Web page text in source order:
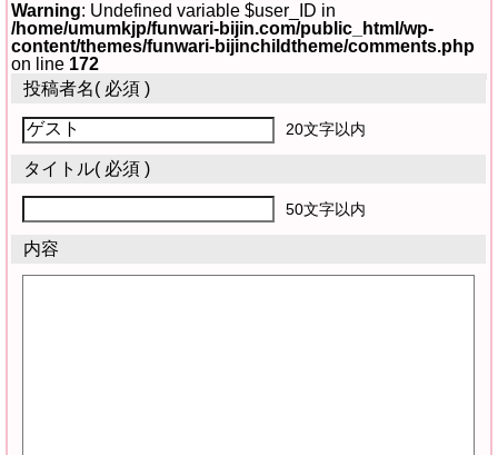
Warning : Undefined variable $user_ID in
/home/umumkjp/funwari-bijin.com/public_html/wp-
content/themes/funwari-bijinchildtheme/comments.php
on line 172
投稿者名( 必須 )
20文字以内
タイトル( 必須 )
50文字以内
内容